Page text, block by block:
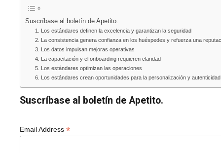
Suscríbase al boletín de Apetito.
1. Los estándares definen la excelencia y garantizan la seguridad
2. La consistencia genera confianza en los huéspedes y refuerza una
3. Los datos impulsan mejoras operativas
4. La capacitación y el onboarding requieren claridad
5. Los estándares optimizan las operaciones
6. Los estándares crean oportunidades para la personalización y
Suscríbase al boletín de Apetito.
Email Address *